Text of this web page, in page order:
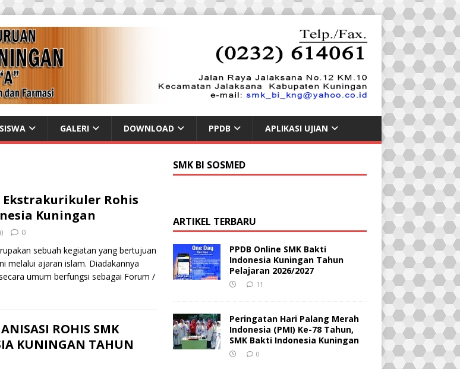
SISWA GALERI DOWNLOAD PPDB APLIKASI UJIAN
Rohis
Kuningan
0
sebuah kegiatan yang bertujuan
melalui ajaran islam. Diadakannya
umum berfungsi sebagai Forum /
ROHIS SMK
KUNINGAN TAHUN
SMK BI SOSMED
ARTIKEL TERBARU
PPDB Online SMK Bakti
Indonesia Kuningan Tahun
Pelajaran 2026/2027
11
Peringatan Hari Palang Merah
Indonesia (PMI) Ke-78 Tahun,
SMK Bakti Indonesia Kuningan
0